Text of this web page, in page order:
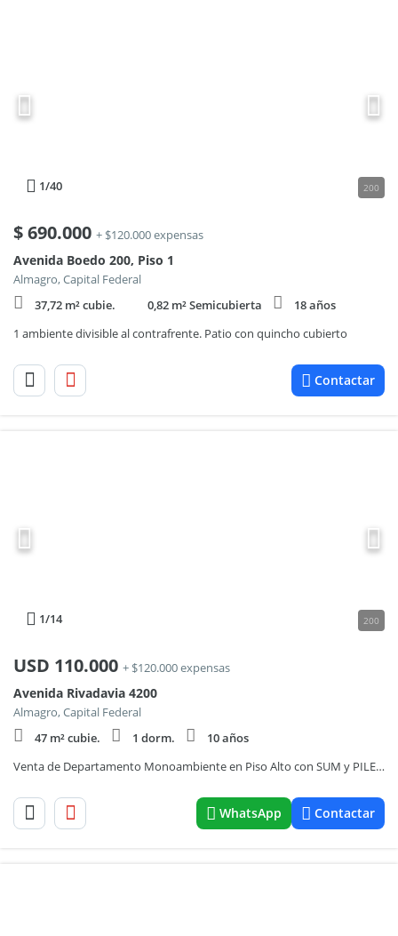
1/40 200
$690.000 + $120.000 expensas
Avenida Boedo 200, Piso 1
Almagro, Capital Federal
37,72 m² cubie.
0,82 m² Semicubierta
18 años
1 ambiente divisible al contrafrente. Patio con quincho cubierto
Contactar
1/14 200
USD 110.000 + $120.000 expensas
Avenida Rivadavia 4200
Almagro, Capital Federal
47 m² cubie.
1 dorm.
10 años
Venta de Departamento Monoambiente en Piso Alto con SUM y PILETA en Almagro
WhatsApp Contactar